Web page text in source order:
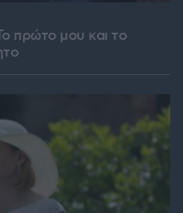
πρώτο μου και το